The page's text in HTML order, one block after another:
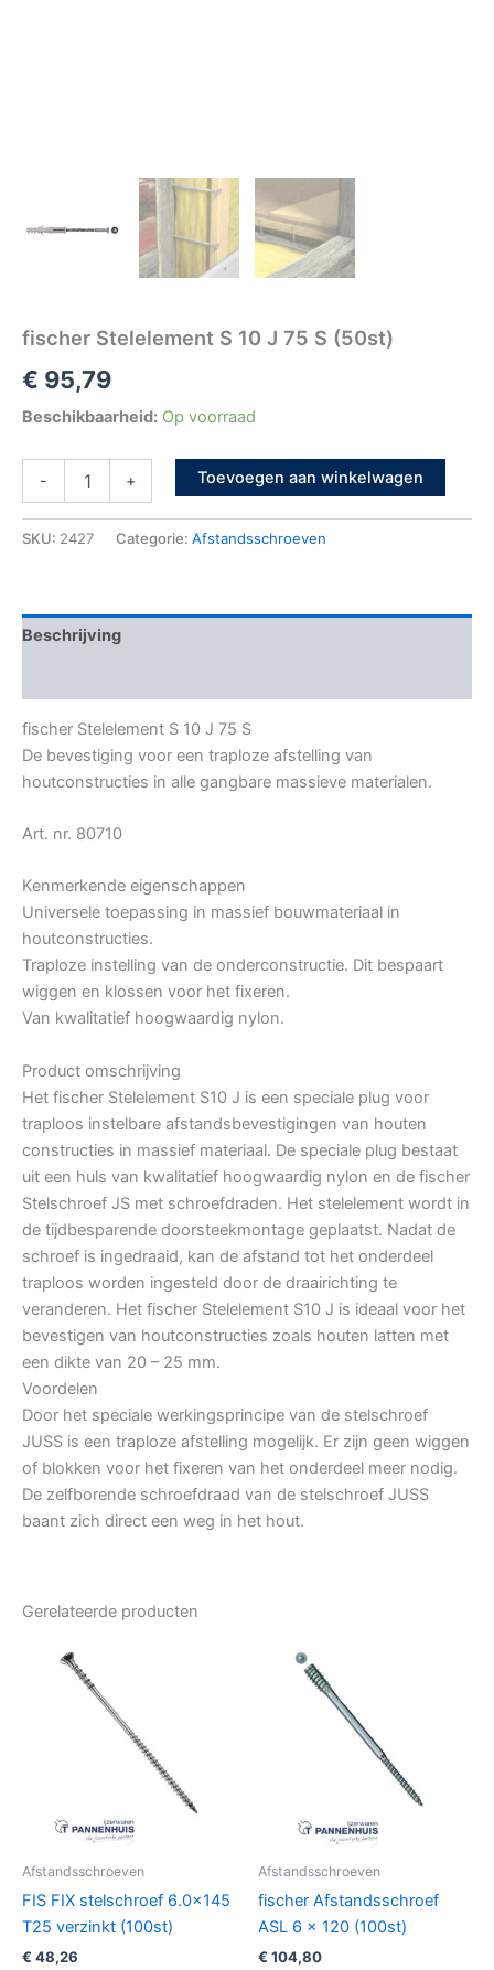
fischer Stelelement S 10 J 75 S (50st)
€ 95,79
Beschikbaarheid: Op voorraad
- + Toevoegen aan winkelwagen
SKU: 2427 Categorie: Afstandsschroeven
Beschrijving
fischer Stelelement S 10 J 75 S
De bevestiging voor een traploze afstelling van
houtconstructies in alle gangbare massieve materialen.
Art. nr. 80710
Kenmerkende eigenschappen
Universele toepassing in massief bouwmateriaal in
houtconstructies.
Traploze instelling van de onderconstructie. Dit bespaart
wiggen en klossen voor het fixeren.
Van kwalitatief hoogwaardig nylon.
Product omschrijving
Het fischer Stelelement S10 J is een speciale plug voor
traploos instelbare afstandsbevestigingen van houten
constructies in massief materiaal. De speciale plug bestaat
uit een huls van kwalitatief hoogwaardig nylon en de fischer
Stelschroef JS met schroefdraden. Het stelelement wordt in
de tijdbesparende doorsteekmontage geplaatst. Nadat de
schroef is ingedraaid, kan de afstand tot het onderdeel
traploos worden ingesteld door de draairichting te
veranderen. Het fischer Stelelement S10 J is ideaal voor het
bevestigen van houtconstructies zoals houten latten met
een dikte van 20 – 25 mm.
Voordelen
Door het speciale werkingsprincipe van de stelschroef
JUSS is een traploze afstelling mogelijk. Er zijn geen wiggen
of blokken voor het fixeren van het onderdeel meer nodig.
De zelfborende schroefdraad van de stelschroef JUSS
baant zich direct een weg in het hout.
Gerelateerde producten
Afstandsschroeven
FIS FIX stelschroef 6.0×145
T25 verzinkt (100st)
€ 48,26
Afstandsschroeven
fischer Afstandsschroef
ASL 6 x 120 (100st)
€ 104,80